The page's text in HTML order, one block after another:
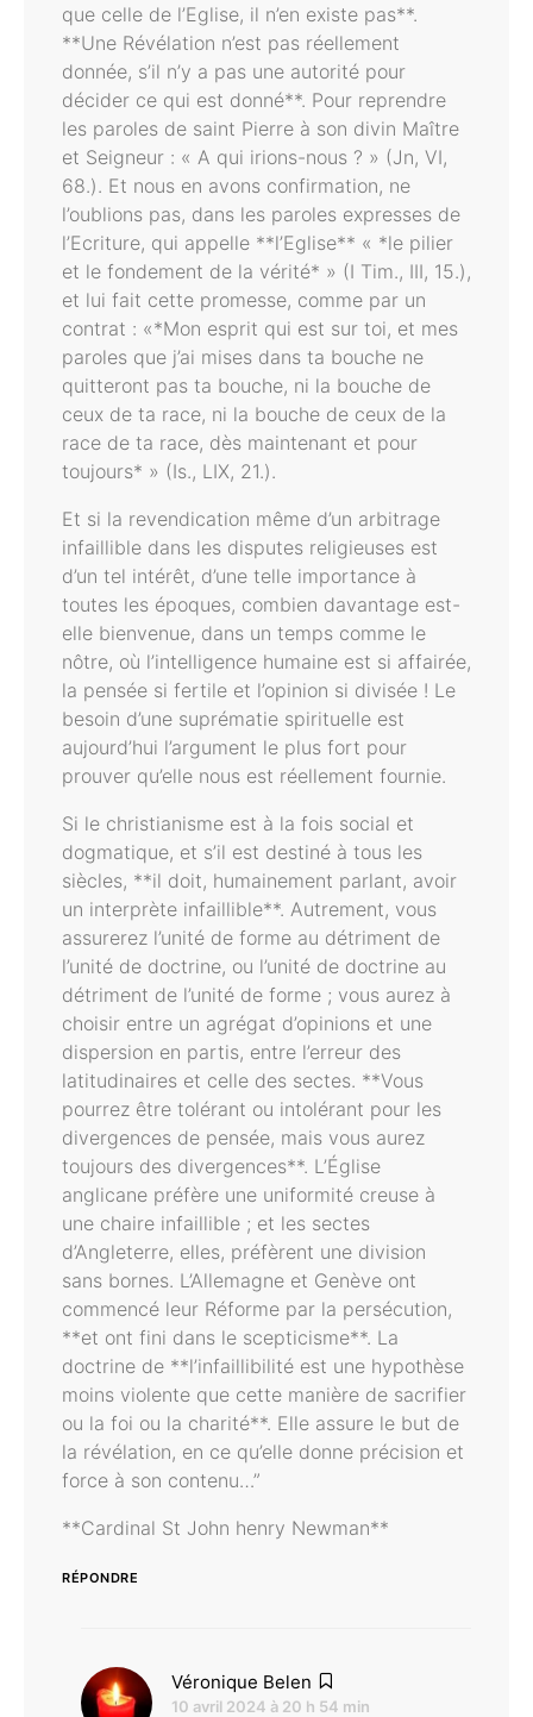
que celle de l’Eglise, il n’en existe pas**.
**Une Révélation n’est pas réellement
donnée, s’il n’y a pas une autorité pour
décider ce qui est donné**. Pour reprendre
les paroles de saint Pierre à son divin Maître
et Seigneur : « A qui irions-nous ? » (Jn, VI,
68.). Et nous en avons confirmation, ne
l’oublions pas, dans les paroles expresses de
l’Ecriture, qui appelle **l’Eglise** « *le pilier
et le fondement de la vérité* » (I Tim., III, 15.),
et lui fait cette promesse, comme par un
contrat : «*Mon esprit qui est sur toi, et mes
paroles que j’ai mises dans ta bouche ne
quitteront pas ta bouche, ni la bouche de
ceux de ta race, ni la bouche de ceux de la
race de ta race, dès maintenant et pour
toujours* » (Is., LIX, 21.).
Et si la revendication même d’un arbitrage
infaillible dans les disputes religieuses est
d’un tel intérêt, d’une telle importance à
toutes les époques, combien davantage est-
elle bienvenue, dans un temps comme le
nôtre, où l’intelligence humaine est si affairée,
la pensée si fertile et l’opinion si divisée ! Le
besoin d’une suprématie spirituelle est
aujourd’hui l’argument le plus fort pour
prouver qu’elle nous est réellement fournie.
Si le christianisme est à la fois social et
dogmatique, et s’il est destiné à tous les
siècles, **il doit, humainement parlant, avoir
un interprète infaillible**. Autrement, vous
assurerez l’unité de forme au détriment de
l’unité de doctrine, ou l’unité de doctrine au
détriment de l’unité de forme ; vous aurez à
choisir entre un agrégat d’opinions et une
dispersion en partis, entre l’erreur des
latitudinaires et celle des sectes. **Vous
pourrez être tolérant ou intolérant pour les
divergences de pensée, mais vous aurez
toujours des divergences**. L’Église
anglicane préfère une uniformité creuse à
une chaire infaillible ; et les sectes
d’Angleterre, elles, préfèrent une division
sans bornes. L’Allemagne et Genève ont
commencé leur Réforme par la persécution,
**et ont fini dans le scepticisme**. La
doctrine de **l’infaillibilité est une hypothèse
moins violente que cette manière de sacrifier
ou la foi ou la charité**. Elle assure le but de
la révélation, en ce qu’elle donne précision et
force à son contenu…”
**Cardinal St John henry Newman**
RÉPONDRE
Véronique Belen
10 avril 2024 à 20 h 54 min